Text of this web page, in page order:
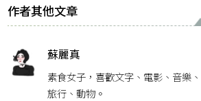
作者其他文章
蘇麗真
素食女子，喜歡文字、電影、音樂、
旅行、動物。